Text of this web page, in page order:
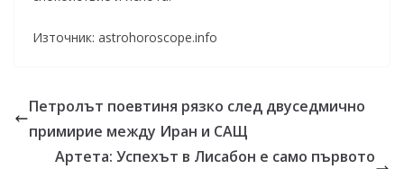
Източник: astrohoroscope.info
Петролът поевтиня рязко след двуседмично
примирие между Иран и САЩ
Артета: Успехът в Лисабон е само първото